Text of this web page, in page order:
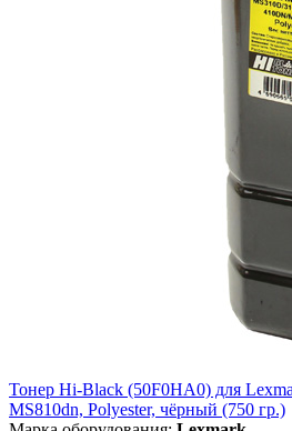
Тонер Hi-Black (50F0HA0) для
MS810dn, Polyester, чёрный (750 гр.)